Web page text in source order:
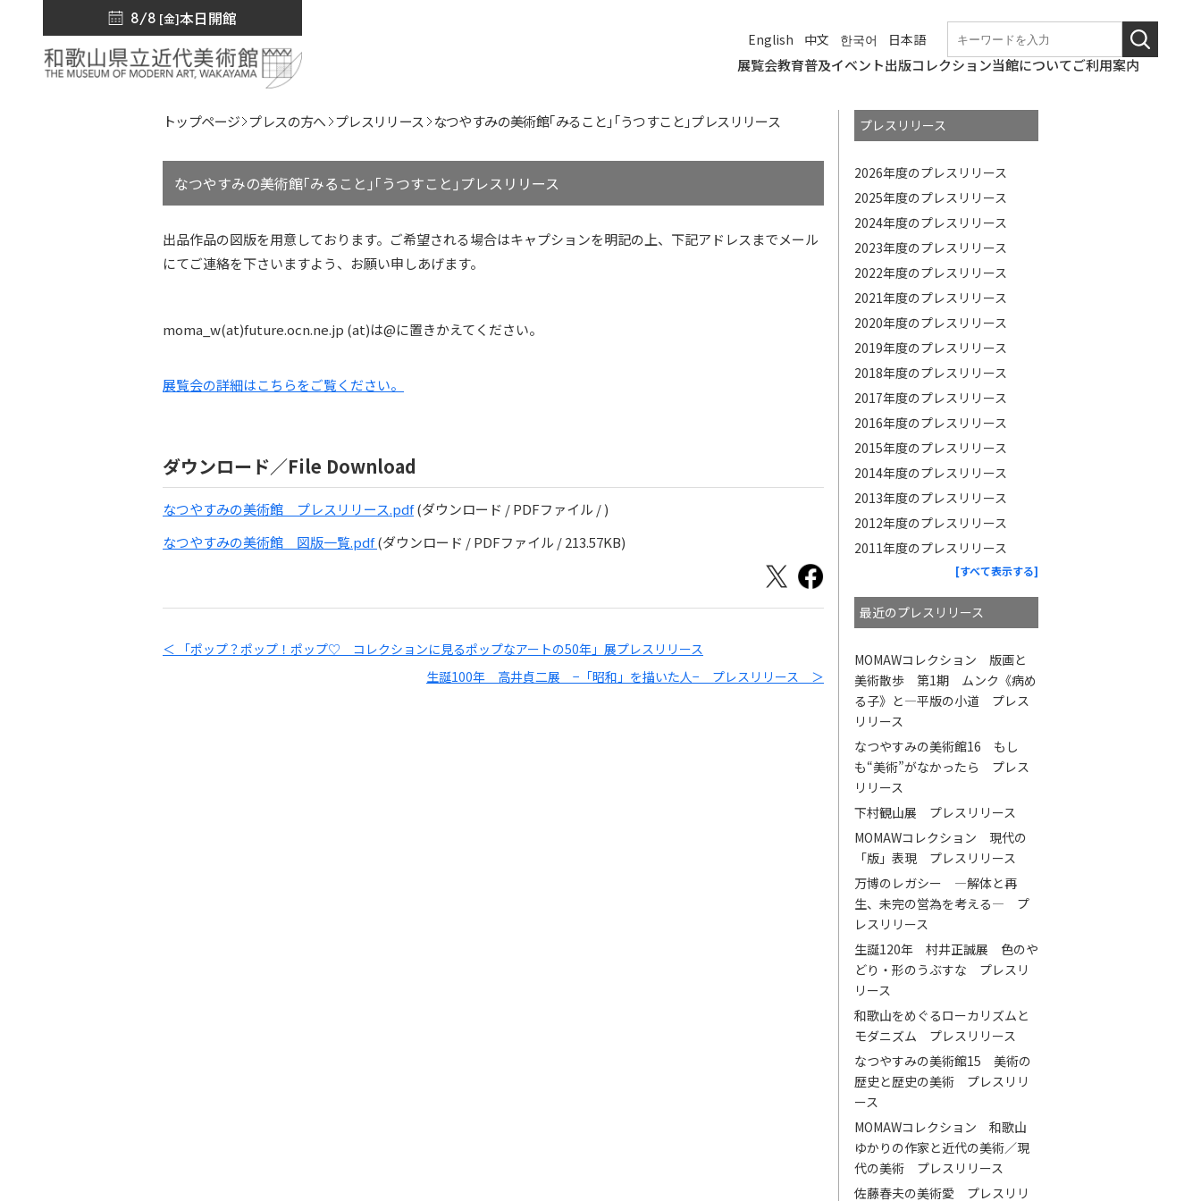
8/8 [金]本日開館
English 中文 한국어 日本語
展覧会教育普及
教育研究会
講演会等
イベント出版
館
ニュース
コレクション当館について
細
館の
ご利用案内
トップページ プレスの方へ プレスリリース なつやすみの美術館｢みること｣｢うつすこと｣プレスリリース
なつやすみの美術館｢みること｣｢うつすこと｣プレスリリース
出品作品の図版を用意しております。ご希望される場合はキャプションを明記の上、下記アドレスまでメール
にてご連絡を下さいますよう、お願い申しあげます。
moma_w(at)future.ocn.ne.jp (at)は@に置きかえてください。
展覧会の詳細はこちらをご覧ください。
ダウンロード／File Download
なつやすみの美術館＿プレスリリース.pdf(ダウンロード / PDFファイル / )
なつやすみの美術館＿図版一覧.pdf(ダウンロード / PDFファイル / 213.57KB)
＜ 「ポップ？ポップ！ポップ♡ コレクションに見るポップなアートの50年」展プレスリリース
生誕100年 高井貞二展 −「昭和」を描いた人− プレスリリース ＞
プレスリリース
2026年度のプレスリリース
2025年度のプレスリリース
2024年度のプレスリリース
2023年度のプレスリリース
2022年度のプレスリリース
2021年度のプレスリリース
2020年度のプレスリリース
2019年度のプレスリリース
2018年度のプレスリリース
2017年度のプレスリリース
2016年度のプレスリリース
2015年度のプレスリリース
2014年度のプレスリリース
2013年度のプレスリリース
2012年度のプレスリリース
2011年度のプレスリリース
[すべて表示する]
最近のプレスリリース
MOMAWコレクション 版画と
美術散歩 第1期 ムンク《病め
る子》と—平版の小道 プレス
リリース
なつやすみの美術館16 もし
も“美術”がなかったら プレス
リリース
下村観山展 プレスリリース
MOMAWコレクション 現代の
「版」表現 プレスリリース
万博のレガシー ―解体と再
生、未完の営為を考える― プ
レスリリース
生誕120年 村井正誠展 色のや
どり・形のうぶすな プレスリ
リース
和歌山をめぐるローカリズムと
モダニズム プレスリリース
なつやすみの美術館15 美術の
歴史と歴史の美術 プレスリリ
ース
MOMAWコレクション 和歌山
ゆかりの作家と近代の美術／現
代の美術 プレスリリース
佐藤春夫の美術愛 プレスリリ